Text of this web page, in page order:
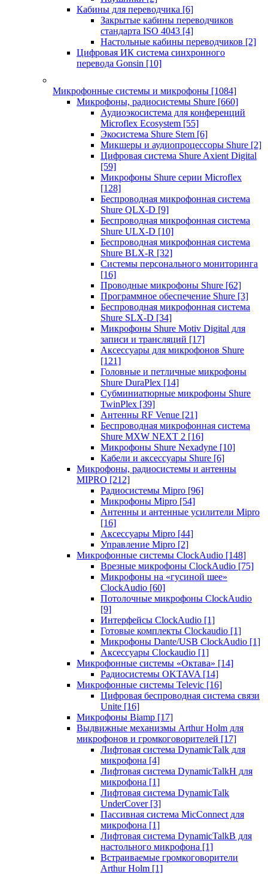
Кабины для переводчика [6]
Закрытые кабины переводчиков
стандарта ISO 4043 [4]
Настольные кабины переводчиков [2]
Цифровая ИК система синхронного
перевода Gonsin [10]
Микрофонные системы и микрофоны [1084]
Микрофоны, радиосистемы Shure [660]
Аудиоэкосистема для конференций
Microflex Ecosystem [55]
Экосистема Shure Stem [6]
Микшеры и аудиопроцессоры Shure [2]
Цифровая система Shure Axient Digital
[59]
Микрофоны Shure серии Microflex
[128]
Беспроводная микрофонная система
Shure QLX-D [9]
Беспроводная микрофонная система
Shure ULX-D [10]
Беспроводная микрофонная система
Shure BLX-R [32]
Системы персонального мониторинга
[16]
Проводные микрофоны Shure [62]
Программное обеспечение Shure [3]
Беспроводная микрофонная система
Shure SLX-D [34]
Микрофоны Shure Motiv Digital для
записи и трансляций [17]
Аксессуары для микрофонов Shure
[121]
Головные и петличные микрофоны
Shure DuraPlex [14]
Субминиатюрные микрофоны Shure
TwinPlex [39]
Антенны RF Venue [21]
Беспроводная микрофонная система
Shure MXW NEXT 2 [16]
Микрофоны Shure Nexadyne [10]
Кабели и аксессуары Shure [6]
Микрофоны, радиосистемы и антенны
MIPRO [212]
Радиосистемы Mipro [96]
Микрофоны Mipro [54]
Антенны и антенные усилители Mipro
[16]
Аксессуары Mipro [44]
Управление Mipro [2]
Микрофонные системы ClockAudio [148]
Врезные микрофоны ClockAudio [75]
Микрофоны на «гусиной шее»
ClockAudio [60]
Потолочные микрофоны ClockAudio
[9]
Интерфейсы ClockAudio [1]
Готовые комплекты Clockaudio [1]
Микрофоны Dante/USB ClockAudio [1]
Аксессуары Clockaudio [1]
Микрофонные системы «Октава» [14]
Радиосистемы OKTAVA [14]
Микрофонные системы Televic [16]
Цифровая беспроводная система связи
Unite [16]
Микрофоны Biamp [17]
Выдвижные механизмы Arthur Holm для
микрофонов и громкоговорителей [17]
Лифтовая система DynamicTalk для
микрофона [4]
Лифтовая система DynamicTalkH для
микрофона [1]
Лифтовая система DynamicTalk
UnderCover [3]
Пассивная система MicConnect для
микрофона [1]
Лифтовая система DynamicTalkB для
настольного микрофона [1]
Встраиваемые громкоговорители
Arthur Holm [1]